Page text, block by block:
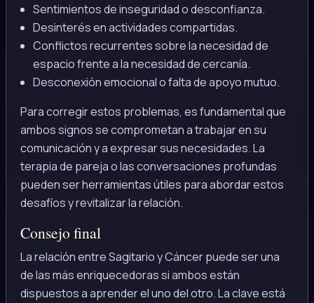
Sentimientos de inseguridad o desconfianza.
Desinterés en actividades compartidas.
Conflictos recurrentes sobre la necesidad de
espacio frente a la necesidad de cercanía.
Desconexión emocional o falta de apoyo mutuo.
Para corregir estos problemas, es fundamental que
ambos signos se comprometan a trabajar en su
comunicación y a expresar sus necesidades. La
terapia de pareja o las conversaciones profundas
pueden ser herramientas útiles para abordar estos
desafíos y revitalizar la relación.
Consejo final
La relación entre Sagitario y Cáncer puede ser una
de las más enriquecedoras si ambos están
dispuestos a aprender el uno del otro. La clave está